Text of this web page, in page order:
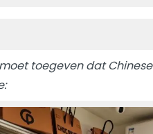
toegeven dat